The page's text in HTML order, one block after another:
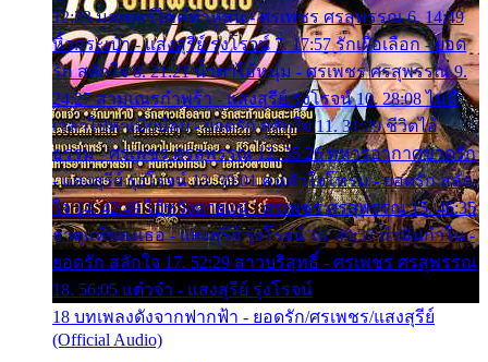
12:23 มอเตอร์ไซค์ทำหล่น - ศรเพชร ศรสุพรรณ 6. 14:49
หิ้วกระเป๋า - แสงสุรีย์ รุ่งโรจน์ 7. 17:57 รักเผื่อเลือก - ยอด
รัก สลักใจ 8. 21:21 น้ำตาไอ้หนุ่ม - ศรเพชร ศรสุพรรณ 9.
24:27 สามเณรกำพร้า - แสงสุรีย์ รุ่งโรจน์ 10. 28:08 ไม่มี
เวลาไปหาเมียน้อย - ยอดรัก สลักใจ 11. 31:29 ชีวิตไอ้
ธรรม - ศรเพชร ศรสุพรรณ 12. 35:26 ทหารอากาศขาดรัก
- แสงสุรีย์ รุ่งโรจน์ 13. 39:01 คนหัวใจโทรม - ยอดรัก สลัก
ใจ 14. 42:49 ไอ้หวังตายแน่ - ศรเพชร ศรสุพรรณ 15. 46:35
ธาตุแท้ของเธอ - แสงสุรีย์ รุ่งโรจน์ 16. 49:57 กำนันกำใน -
ยอดรัก สลักใจ 17. 52:29 สาวบริสุทธิ์ - ศรเพชร ศรสุพรรณ
18. 56:05 แต๋วจ๋า - แสงสุรีย์ รุ่งโรจน์
18 บทเพลงดังจากฟากฟ้า - ยอดรัก/ศรเพชร/แสงสุรีย์
(Official Audio)